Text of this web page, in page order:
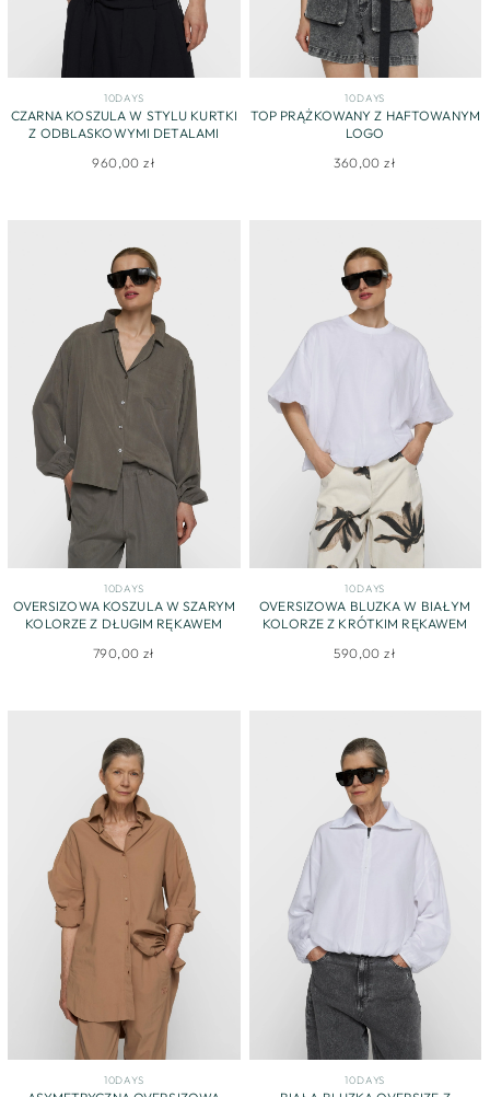
10DAYS
CZARNA KOSZULA W STYLU KURTKI
Z ODBLASKOWYMI DETALAMI
960,00 zł
10DAYS
TOP PRĄŻKOWANY Z HAFTOWANYM
LOGO
360,00 zł
10DAYS
OVERSIZOWA KOSZULA W SZARYM
KOLORZE Z DŁUGIM RĘKAWEM
790,00 zł
10DAYS
OVERSIZOWA BLUZKA W BIAŁYM
KOLORZE Z KRÓTKIM RĘKAWEM
590,00 zł
10DAYS 10DAYS